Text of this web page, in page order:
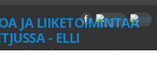
JA LIIKETOIMINTAA
- ELLI
| KEPEÄSTI KASVIKSILLA | MAIDOSTA
TUOTTEEKSI